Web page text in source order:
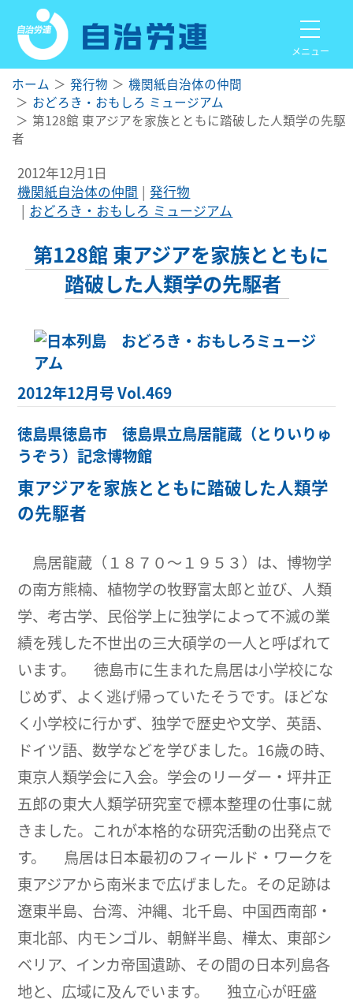
メニュー
ホーム 発行物
機関紙自治体の仲間
おどろき・おもしろ ミュージアム
第128館 東アジアを家族とともに踏破した人類学の先駆
者
2012年12月1日
機関紙自治体の仲間
発行物
おどろき・おもしろ ミュージアム
第128館 東アジアを家族とともに
踏破した人類学の先駆者
2012年12月号 Vol.469
徳島県徳島市 徳島県立鳥居龍蔵（とりいりゅ
うぞう）記念博物館
東アジアを家族とともに踏破した人類学
の先駆者
鳥居龍蔵（１８７０〜１９５３）は、博物学
の南方熊楠、植物学の牧野富太郎と並び、人類
学、考古学、民俗学上に独学によって不滅の業
績を残した不世出の三大碩学の一人と呼ばれて
います。 徳島市に生まれた鳥居は小学校にな
じめず、よく逃げ帰っていたそうです。ほどな
く小学校に行かず、独学で歴史や文学、英語、
ドイツ語、数学などを学びました。16歳の時、
東京人類学会に入会。学会のリーダー・坪井正
五郎の東大人類学研究室で標本整理の仕事に就
きました。これが本格的な研究活動の出発点で
す。 鳥居は日本最初のフィールド・ワークを
東アジアから南米まで広げました。その足跡は
遼東半島、台湾、沖縄、北千島、中国西南部・
東北部、内モンゴル、朝鮮半島、樺太、東部シ
ベリア、インカ帝国遺跡、その間の日本列島各
地と、広域に及んでいます。 独立心が旺盛